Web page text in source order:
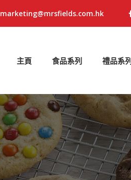
marketing@mrsfields.com.hk
主頁 食品系列 禮品系列